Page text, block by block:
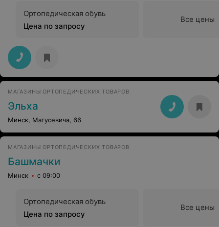
Ортопедическая обувь
Цена по запросу
Все цены
МАГАЗИНЫ ОРТОПЕДИЧЕСКИХ ТОВАРОВ
Эльха
Минск, Матусевича, 66
МАГАЗИНЫ ОРТОПЕДИЧЕСКИХ ТОВАРОВ
Башмачки
Минск с 09:00
Ортопедическая обувь
Цена по запросу
Все цены